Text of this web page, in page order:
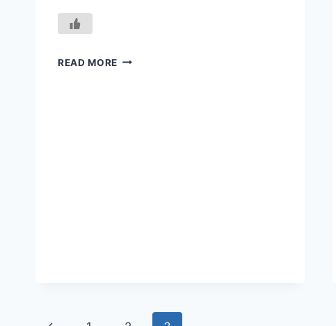
READ MORE CE